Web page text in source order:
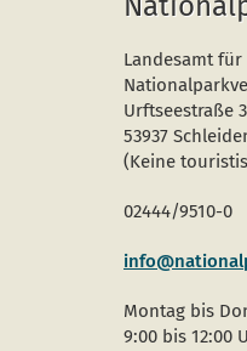
Landesamt für
Urftseestraße
53937
(Keine
02444/9510-0
Montag bis
9:00 bis 12:00